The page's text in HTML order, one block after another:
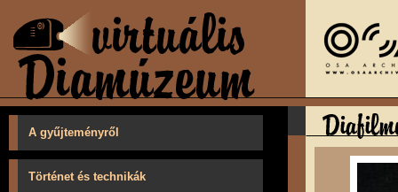
A gyűjteményről
Történet és technikák